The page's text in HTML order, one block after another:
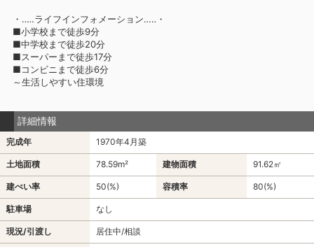
・‥…ライフインフォメーション…‥・
■小学校まで徒歩9分
■中学校まで徒歩20分
■スーパーまで徒歩17分
■コンビニまで徒歩6分
～生活しやすい住環境
詳細情報
完成年 1970年4月築
土地面積 78.59m² 建物面積 91.62㎡
建ぺい率 50(%) 容積率 80(%)
駐車場 なし
現況/引渡し 居住中/相談